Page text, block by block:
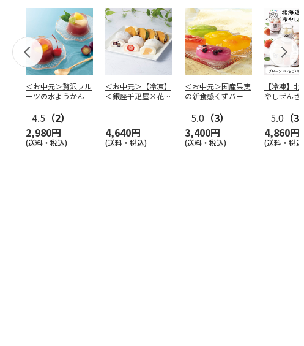
＜お中元＞贅沢フル
ーツの水ようかん
4.5 （2）
2,980円
(送料・税込)
＜お中元＞【冷凍】
＜銀座千疋屋×花園
4,640円
(送料・税込)
＜お中元＞国産果実
の新食感くずバー
5.0 （3）
3,400円
(送料・税込)
【冷凍】
やしぜんざ
5.0 （3）
4,860円
(送料・税込)